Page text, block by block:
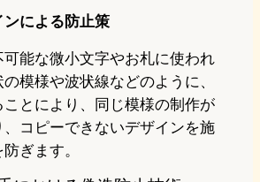
による防止策
能な微小文字やお札に使われ
模様や波状線などのように、
とにより、同じ模様の制作が
コピーできないデザインを施
ぎます。